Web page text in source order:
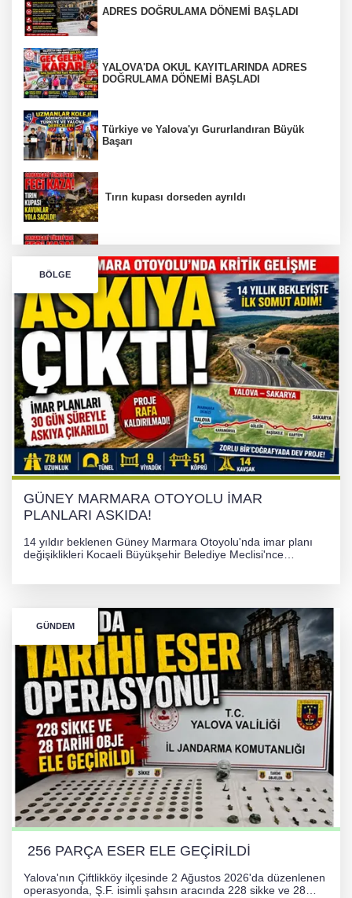
ADRES DOĞRULAMA DÖNEMİ BAŞLADI
YALOVA'DA OKUL KAYITLARINDA ADRES
DOĞRULAMA DÖNEMİ BAŞLADI
Türkiye ve Yalova'yı Gururlandıran Büyük
Başarı
Tırın kupası dorseden ayrıldı
Bursa’da Orhangazi Tüneli’nde feci kaza:
İHRACAT REKORU VAR, PEKİ EMEĞİN
KARŞILIĞI NEREDE?
TONAMİ KÖPRÜSÜ'NDE PANİK!
GÜNEY MARMARA OTOYOLU İMAR
PLANLARI ASKIDA!
BÖLGE
GÜNEY MARMARA OTOYOLU İMAR
PLANLARI ASKIDA!
14 yıldır beklenen Güney Marmara Otoyolu'nda imar planı
değişiklikleri Kocaeli Büyükşehir Belediye Meclisi'nce
GÜNDEM
256 PARÇA ESER ELE GEÇİRİLDİ
Yalova'nın Çiftlikköy ilçesinde 2 Ağustos 2026'da düzenlenen
operasyonda, Ş.F. isimli şahsın aracında 228 sikke ve 28